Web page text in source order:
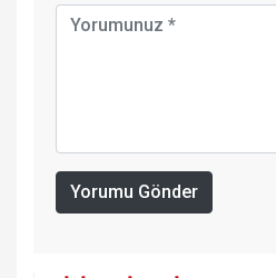
Yorumu Gönder